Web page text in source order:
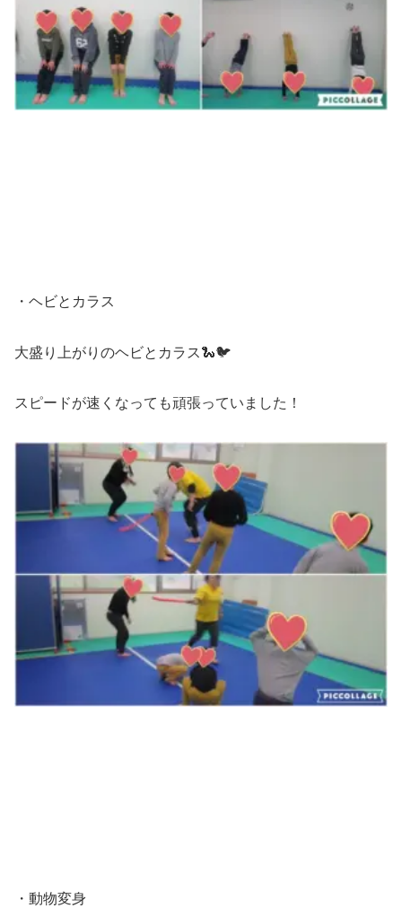
・ヘビとカラス
大盛り上がりのヘビとカラス🐍🐦
スピードが速くなっても頑張っていました！
・動物変身